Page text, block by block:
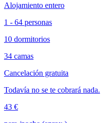
Alojamiento entero
1 - 64 personas
10 dormitorios
34 camas
Cancelación gratuita
Todavía no se te cobrará nada.
43 €